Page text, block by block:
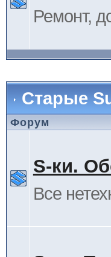
Ремонт,
Старые
Форум
S-ки.
Все